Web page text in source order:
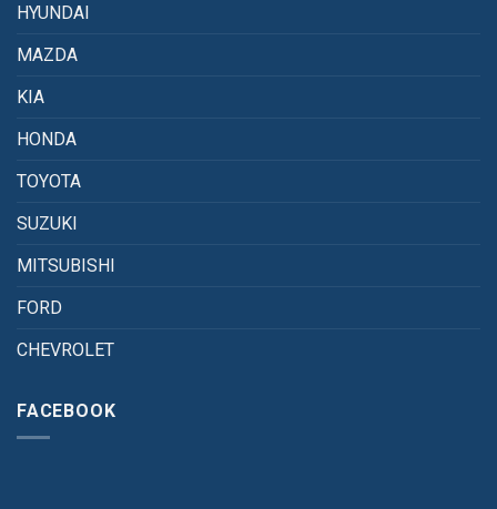
HYUNDAI
MAZDA
KIA
HONDA
TOYOTA
SUZUKI
MITSUBISHI
FORD
CHEVROLET
FACEBOOK